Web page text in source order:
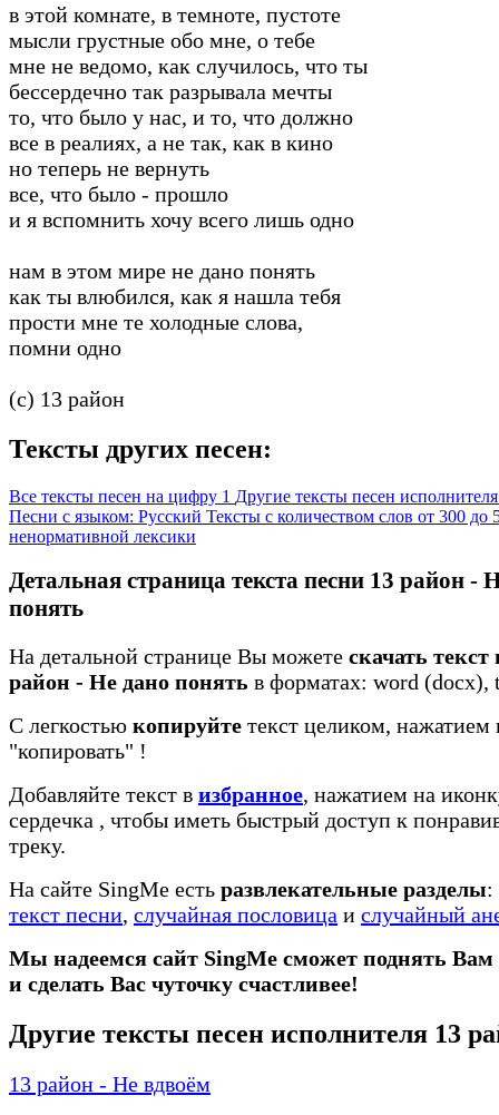
в этой комнате, в темноте, пустоте
мысли грустные обо мне, о тебе
мне не ведомо, как случилось, что ты
бессердечно так разрывала мечты
то, что было у нас, и то, что должно
все в реалиях, а не так, как в кино
но теперь не вернуть
все, что было - прошло
и я вспомнить хочу всего лишь одно
нам в этом мире не дано понять
как ты влюбился, как я нашла тебя
прости мне те холодные слова,
помни одно
(c) 13 район
Тексты других песен:
Все тексты песен на цифру 1 Другие тексты песен
Песни с языком: Русский Тексты с количеством слов от 300 до
ненормативной лексики
Детальная страница текста песни 13 район -
понять
На детальной странице Вы можете скачать текст
район - Не дано понять в форматах: word (docx),
С легкостью копируйте текст целиком, нажатием
"копировать" !
Добавляйте текст в избранное, нажатием на
сердечка , чтобы иметь быстрый доступ к
треку.
На сайте SingMe есть развлекательные разделы:
текст песни, случайная пословица и случайный
Мы надеемся сайт SingMe сможет поднять Вам
и сделать Вас чуточку счастливее!
Другие тексты песен исполнителя 13
13 район - Не вдвоём